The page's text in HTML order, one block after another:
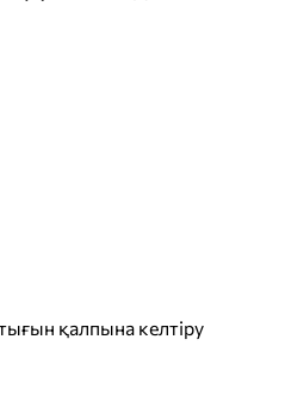
қалпына келтіру